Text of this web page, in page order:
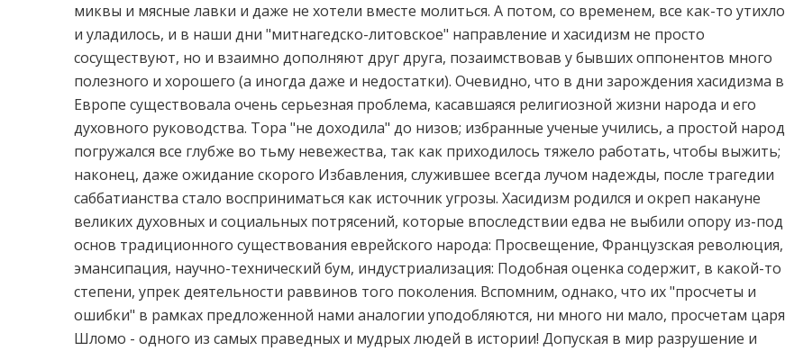
миквы и мясные лавки и даже не хотели вместе молиться. А потом, со временем, все как-то утихло
и уладилось, и в наши дни "митнагедско-литовское" направление и хасидизм не просто
сосуществуют, но и взаимно дополняют друг друга, позаимствовав у бывших оппонентов много
полезного и хорошего (а иногда даже и недостатки). Очевидно, что в дни зарождения хасидизма в
Европе существовала очень серьезная проблема, касавшаяся религиозной жизни народа и его
духовного руководства. Тора "не доходила" до низов; избранные ученые учились, а простой народ
погружался все глубже во тьму невежества, так как приходилось тяжело работать, чтобы выжить;
наконец, даже ожидание скорого Избавления, служившее всегда лучом надежды, после трагедии
саббатианства стало восприниматься как источник угрозы. Хасидизм родился и окреп накануне
великих духовных и социальных потрясений, которые впоследствии едва не выбили опору из-под
основ традиционного существования еврейского народа: Просвещение, Французская революция,
эмансипация, научно-технический бум, индустриализация: Подобная оценка содержит, в какой-то
степени, упрек деятельности раввинов того поколения. Вспомним, однако, что их "просчеты и
ошибки" в рамках предложенной нами аналогии уподобляются, ни много ни мало, просчетам царя
Шломо - одного из самых праведных и мудрых людей в истории! Допуская в мир разрушение и